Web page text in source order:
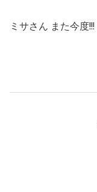
ミサさん また今度!!!